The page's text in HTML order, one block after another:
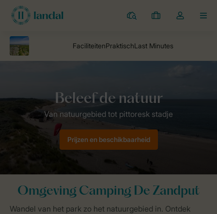
Campings
Mijn
Open
mijn
Prijzen en beschikbaarheid
Omgeving Camping De Zandput
Wandel van het park zo het natuurgebied in. Ontdek